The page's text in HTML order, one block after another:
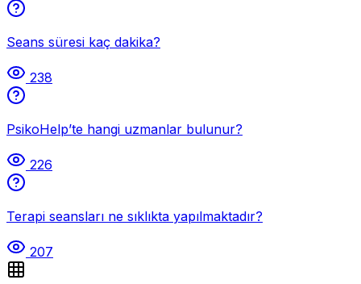
Seans süresi kaç dakika?
238
PsikoHelp’te hangi uzmanlar bulunur?
226
Terapi seansları ne sıklıkta yapılmaktadır?
207